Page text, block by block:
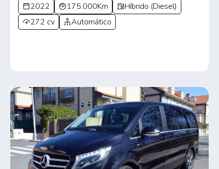
2022 175.000Km
Híbrido (Diesel)
272 cv
Automático